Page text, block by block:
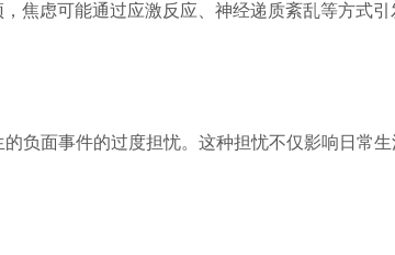
焦虑可能通过应激反应、神经递质紊乱等方式
负面事件的过度担忧。这种担忧不仅影响日常